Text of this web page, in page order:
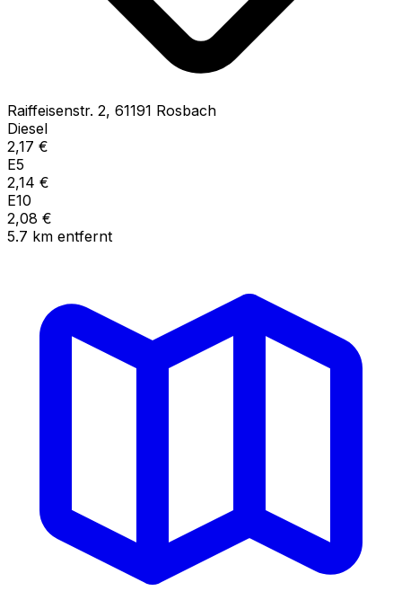
Raiffeisenstr. 2, 61191 Rosbach
Diesel
2,17 €
E5
2,14 €
E10
2,08 €
5.7 km entfernt